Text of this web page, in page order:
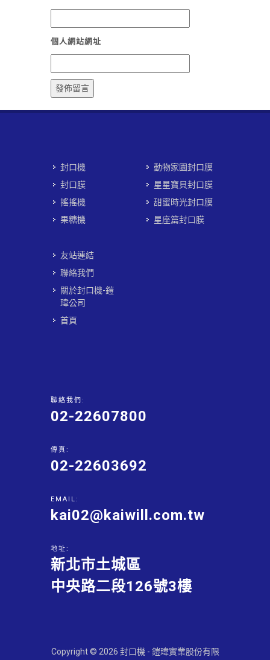
個人網站網址
封口機
封口膜
搖搖機
果糖機
動物家園封口膜
星星寶貝封口膜
甜蜜時光封口膜
星座篇封口膜
友站連結
聯絡我們
關於封口機-鎧
瑋公司
首頁
聯絡我們:
02-22607800
傳真:
02-22603692
EMAIL:
kai02@kaiwill.com.tw
地址:
新北市土城區
中央路二段126號3樓
Copyright © 2026 封口機 - 鎧瑋實業股份有限